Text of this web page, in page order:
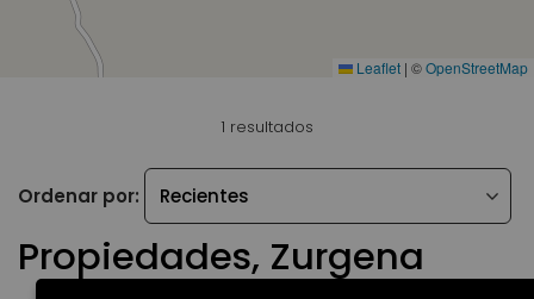
Leaflet | ©OpenStreetMap
1 resultados
Ordenar por:
Propiedades, Zurgena